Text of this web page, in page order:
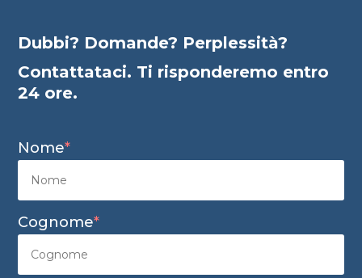
Dubbi? Domande? Perplessità?
Contattataci. Ti risponderemo entro
24 ore.
Nome*
Cognome*